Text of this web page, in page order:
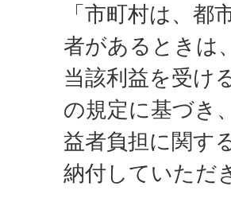
「市町村は、
者があるときは
当該利益を受け
の規定に基づき
益者負担に関す
納付していただ